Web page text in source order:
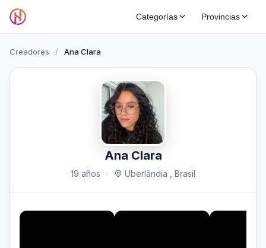
Categorías Provincias
Creadores / Ana Clara
Ana Clara
19 años · Uberlândia , Brasil